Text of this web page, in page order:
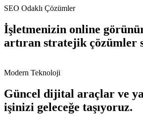
SEO Odaklı Çözümler
İşletmenizin online
artıran stratejik çözümler
Modern Teknoloji
Güncel dijital araçlar ve
işinizi geleceğe taşıyoruz.